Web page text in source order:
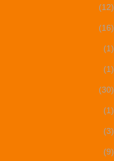
(12)
(16)
(1)
(1)
(30)
(1)
(3)
(9)